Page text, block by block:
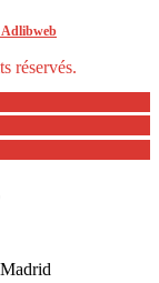
Adlibweb
réservés.